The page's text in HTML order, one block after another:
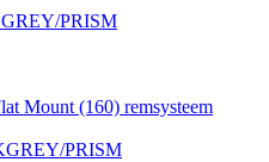
PRISM
Mount (160) remsysteem
PRISM